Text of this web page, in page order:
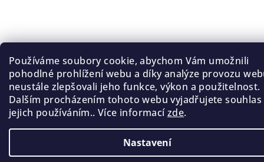
Používáme soubory cookie, abychom Vám umožnili
pohodlné prohlížení webu a díky analýze provozu
neustále zlepšovali jeho funkce, výkon a použitelnost.
Dalším procházením tohoto webu vyjadřujete souhlas
jejich používáním.. Více informacízde.
Nastavení